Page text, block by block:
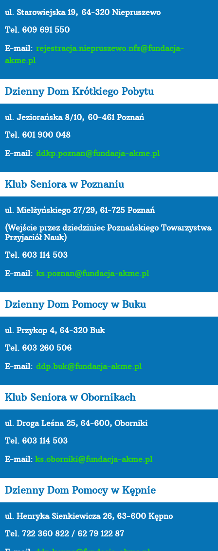
ul. Starowiejska 19, 64-320 Niepruszewo
Tel. 609 691 550
E-mail: rejestracja.niepruszewo.nfz@fundacja-
akme.pl
Dzienny Dom Krótkiego Pobytu
ul. Jeziorańska 8/10, 60-461 Poznań
Tel. 601 900 048
E-mail: ddkp.poznan@fundacja-akme.pl
Klub Seniora w Poznaniu
ul. Mielżyńskiego 27/29, 61-725 Poznań
(Wejście przez dziedziniec Poznańskiego Towarzystwa
Przyjaciół Nauk)
Tel. 603 114 503
E-mail: ks.poznan@fundacja-akme.pl
Dzienny Dom Pomocy w Buku
ul. Przykop 4, 64-320 Buk
Tel. 603 260 506
E-mail: ddp.buk@fundacja-akme.pl
Klub Seniora w Obornikach
ul. Droga Leśna 25, 64-600, Oborniki
Tel. 603 114 503
E-mail: ks.oborniki@fundacja-akme.pl
Dzienny Dom Pomocy w Kępnie
ul. Henryka Sienkiewicza 26, 63-600 Kępno
Tel. 722 360 822 / 62 79 122 87